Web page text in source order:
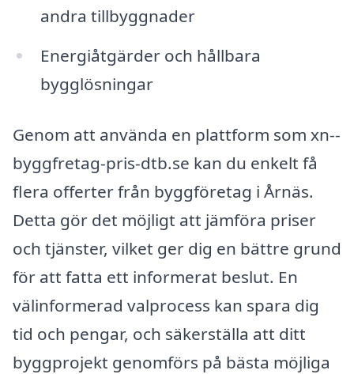
andra tillbyggnader
Energiåtgärder och hållbara
bygglösningar
Genom att använda en plattform som xn--
byggfretag-pris-dtb.se kan du enkelt få
flera offerter från byggföretag i Årnäs.
Detta gör det möjligt att jämföra priser
och tjänster, vilket ger dig en bättre grund
för att fatta ett informerat beslut. En
välinformerad valprocess kan spara dig
tid och pengar, och säkerställa att ditt
byggprojekt genomförs på bästa möjliga